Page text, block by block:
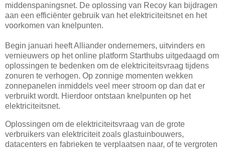
middenspaningsnet. De oplossing van Recoy kan bijdragen
aan een efficiënter gebruik van het elektriciteitsnet en het
voorkomen van knelpunten.
Begin januari heeft Alliander ondernemers, uitvinders en
vernieuwers op het online platform Starthubs uitgedaagd om
oplossingen te bedenken om de elektriciteitsvraag tijdens
zonuren te verhogen. Op zonnige momenten wekken
zonnepanelen inmiddels veel meer stroom op dan dat er
verbruikt wordt. Hierdoor ontstaan knelpunten op het
elektriciteitsnet.
Oplossingen om de elektriciteitsvraag van de grote
verbruikers van elektriciteit zoals glastuinbouwers,
datacenters en fabrieken te verplaatsen naar, of te vergroten